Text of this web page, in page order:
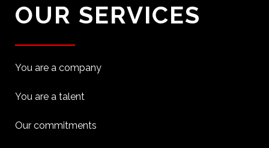
OUR SERVICES
You are a company
You are a talent
Our commitments